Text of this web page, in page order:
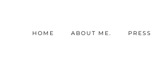
HOME ABOUT ME. PRESS